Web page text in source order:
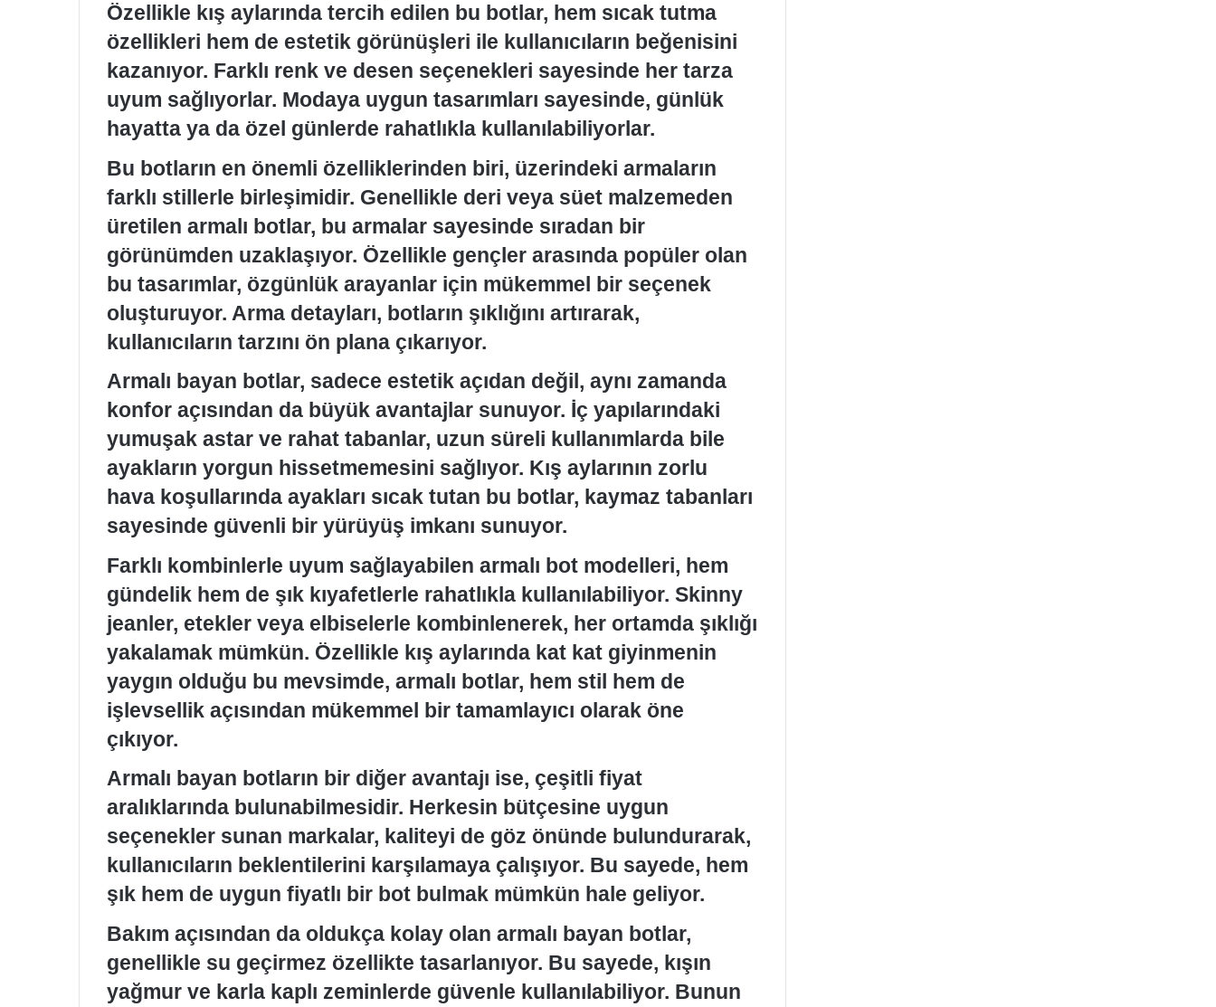
Özellikle kış aylarında tercih edilen bu botlar, hem sıcak tutma
özellikleri hem de estetik görünüşleri ile kullanıcıların beğenisini
kazanıyor. Farklı renk ve desen seçenekleri sayesinde her tarza
uyum sağlıyorlar. Modaya uygun tasarımları sayesinde, günlük
hayatta ya da özel günlerde rahatlıkla kullanılabiliyorlar.
Bu botların en önemli özelliklerinden biri, üzerindeki armaların
farklı stillerle birleşimidir. Genellikle deri veya süet malzemeden
üretilen armalı botlar, bu armalar sayesinde sıradan bir
görünümden uzaklaşıyor. Özellikle gençler arasında popüler olan
bu tasarımlar, özgünlük arayanlar için mükemmel bir seçenek
oluşturuyor. Arma detayları, botların şıklığını artırarak,
kullanıcıların tarzını ön plana çıkarıyor.
Armalı bayan botlar, sadece estetik açıdan değil, aynı zamanda
konfor açısından da büyük avantajlar sunuyor. İç yapılarındaki
yumuşak astar ve rahat tabanlar, uzun süreli kullanımlarda bile
ayakların yorgun hissetmemesini sağlıyor. Kış aylarının zorlu
hava koşullarında ayakları sıcak tutan bu botlar, kaymaz tabanları
sayesinde güvenli bir yürüyüş imkanı sunuyor.
Farklı kombinlerle uyum sağlayabilen armalı bot modelleri, hem
gündelik hem de şık kıyafetlerle rahatlıkla kullanılabiliyor. Skinny
jeanler, etekler veya elbiselerle kombinlenerek, her ortamda şıklığı
yakalamak mümkün. Özellikle kış aylarında kat kat giyinmenin
yaygın olduğu bu mevsimde, armalı botlar, hem stil hem de
işlevsellik açısından mükemmel bir tamamlayıcı olarak öne
çıkıyor.
Armalı bayan botların bir diğer avantajı ise, çeşitli fiyat
aralıklarında bulunabilmesidir. Herkesin bütçesine uygun
seçenekler sunan markalar, kaliteyi de göz önünde bulundurarak,
kullanıcıların beklentilerini karşılamaya çalışıyor. Bu sayede, hem
şık hem de uygun fiyatlı bir bot bulmak mümkün hale geliyor.
Bakım açısından da oldukça kolay olan armalı bayan botlar,
genellikle su geçirmez özellikte tasarlanıyor. Bu sayede, kışın
yağmur ve karla kaplı zeminlerde güvenle kullanılabiliyor. Bunun